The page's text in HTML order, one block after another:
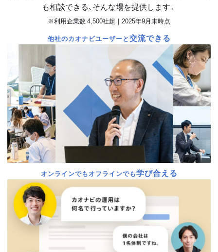
も相談できる、そんな場を提供します。
※利用企業数 4,500社超｜2025年9月末時点
他社のカオナビユーザーと交流できる
オンラインでもオフラインでも学び合える